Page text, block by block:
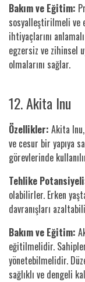
Bakım ve Eğitim:
sosyalleştirilmeli ve
ihtiyaçlarını
egzersiz ve zihinsel
olmalarını sağlar.
12. Akita Inu
Özellikler: Akita
ve cesur bir yapıya
görevlerinde
Tehlike
olabilirler. Erken
davranışları
Bakım ve Eğitim:
eğitilmelidir.
yönetebilmelidir.
sağlıklı ve dengeli